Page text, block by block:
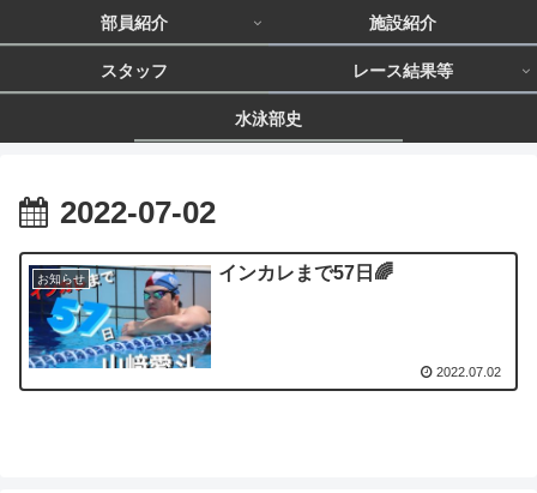
部員紹介 施設紹介
スタッフ レース結果等
水泳部史
2022-07-02
お知らせ インカレまで57日🌈
2022.07.02